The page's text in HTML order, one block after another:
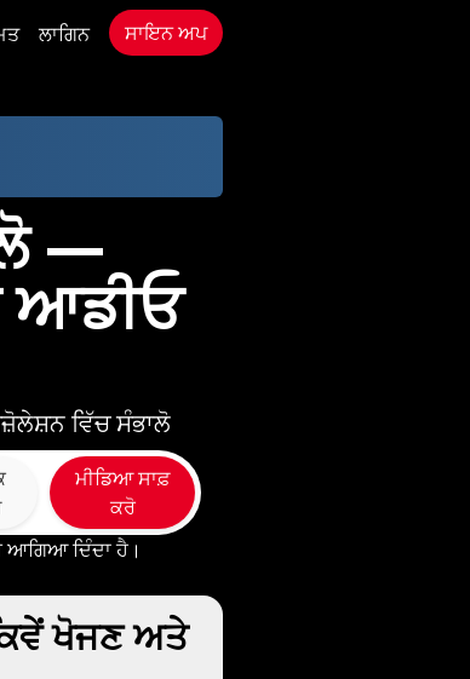
ਲਾਗਿਨ ਸਾਇਨ ਅਪ
—
ਆਡੀਓ
ਵਿੱਚ ਸੰਭਾਲੋ
ਮੀਡਿਆ ਸਾਫ਼
ਕਰੋ
ਆਗਿਆ ਦਿੰਦਾ ਹੈ।
ਖੋਜਣ ਅਤੇ